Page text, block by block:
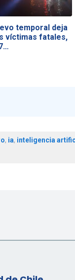
temporal deja
víctimas fatales,
, ia, inteligencia